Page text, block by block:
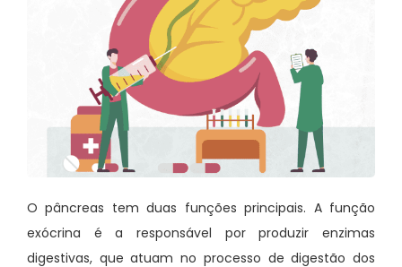
O pâncreas tem duas funções principais. A função
exócrina é a responsável por produzir enzimas
digestivas, que atuam no processo de digestão dos